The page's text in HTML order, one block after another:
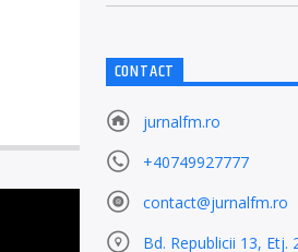
CONTACT
jurnalfm.ro
+40749927777
contact@jurnalfm.ro
Bd. Republicii 13, Etj.